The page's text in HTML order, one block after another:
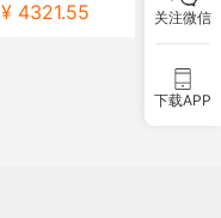
¥ 4321.55 关注微信
下载APP